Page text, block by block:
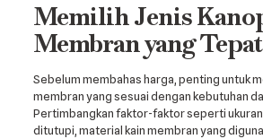
Memilih Jenis
Membran yang Tepat
Sebelum membahas harga, penting untuk
membran yang sesuai dengan kebutuhan
Pertimbangkan faktor-faktor seperti ukuran
ditutupi, material kain membran yang